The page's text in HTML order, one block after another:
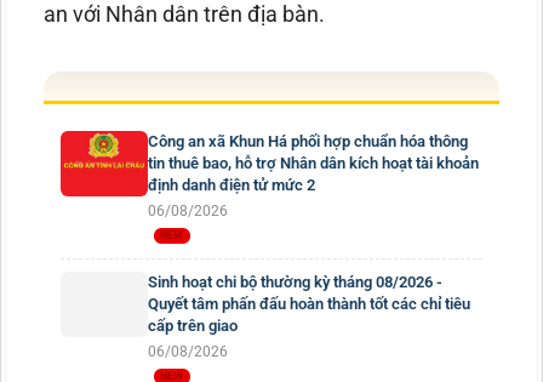
an với Nhân dân trên địa bàn.
Công an xã Khun Há phối hợp chuẩn hóa thông
tin thuê bao, hỗ trợ Nhân dân kích hoạt tài khoản
định danh điện tử mức 2
06/08/2026
Sinh hoạt chi bộ thường kỳ tháng 08/2026 -
Quyết tâm phấn đấu hoàn thành tốt các chỉ tiêu
cấp trên giao
06/08/2026